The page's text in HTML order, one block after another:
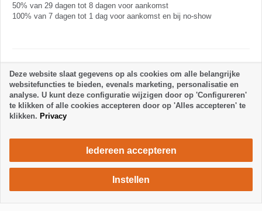
50% van 29 dagen tot 8 dagen voor aankomst
100% van 7 dagen tot 1 dag voor aankomst en bij no-show
Verblijfsregels
1110 €/ week
Deze website slaat gegevens op als cookies om alle belangrijke
websitefuncties te bieden, evenals marketing, personalisatie en
analyse. U kunt deze configuratie wijzigen door op 'Configureren'
te klikken of alle cookies accepteren door op 'Alles accepteren' te
klikken. Privacy
Iedereen accepteren
Instellen